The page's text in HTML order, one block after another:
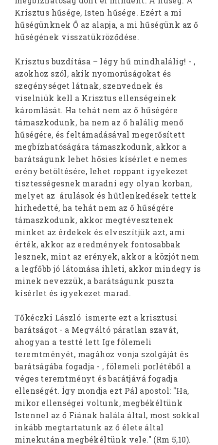
Krisztus hűsége, Isten hűsége. Ezért a mi
hűségünknek Ő az alapja, a mi hűségünk az ő
hűségének visszatükröződése.
Krisztus buzdítása – légy hű mindhalálig! - ,
azokhoz szól, akik nyomorúságokat és
szegénységet látnak, szenvednek és
viselniük kell a Krisztus ellenségeinek
káromlását. Ha tehát nem az ő hűségére
támaszkodunk, ha nem az ő halálig menő
hűségére, és feltámadásával megerősített
megbízhatóságára támaszkodunk, akkor a
barátságunk lehet hősies kísérlet e nemes
erény betöltésére, lehet roppant igyekezet
tisztességesnek maradni egy olyan korban,
melyet az árulások és hűtlenkedések tettek
hirhedetté, ha tehát nem az ő hűségére
támaszkodunk, akkor megtévesztenek
minket az érdekek és elveszítjük azt, ami
érték, akkor az eredmények fontosabbak
lesznek, mint az erények, akkor a közjót nem
a legfőbb jó látomása ihleti, akkor mindegy is
minek nevezzük, a barátságunk puszta
kísérlet és igyekezet marad.
Tőkéczki László ismerte ezt a krisztusi
barátságot - a Megváltó páratlan szavát,
ahogyan a testté lett Ige fölemeli
teremtményét, magához vonja szolgáját és
barátságába fogadja - , fölemeli porlétéből a
véges teremtményt és barátjává fogadja
ellenségét. Így mondja ezt Pál apostol: "Ha,
mikor ellenségei voltunk, megbékéltünk
Istennel az ő Fiának halála által, most sokkal
inkább megtartatunk az ő élete által
minekutána megbékéltünk vele." (Rm 5,10).